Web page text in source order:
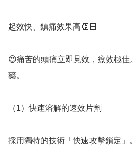
起效快、鎮痛效果高👏🏻
😍痛苦的頭痛立即見效，療效極佳
藥。
（1）快速溶解的速效片劑
採用獨特的技術「快速攻擊鎖定」